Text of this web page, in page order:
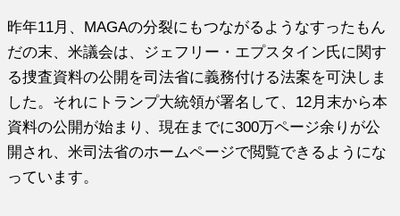
昨年11月、MAGAの分裂にもつながるようなすったもん
だの末、米議会は、ジェフリー・エプスタイン氏に関す
る捜査資料の公開を司法省に義務付ける法案を可決しま
した。それにトランプ大統領が署名して、12月末から本
資料の公開が始まり、現在までに300万ページ余りが公
開され、米司法省のホームページで閲覧できるようにな
っています。